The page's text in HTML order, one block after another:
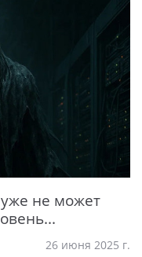
не может
26 июня 2025 г.